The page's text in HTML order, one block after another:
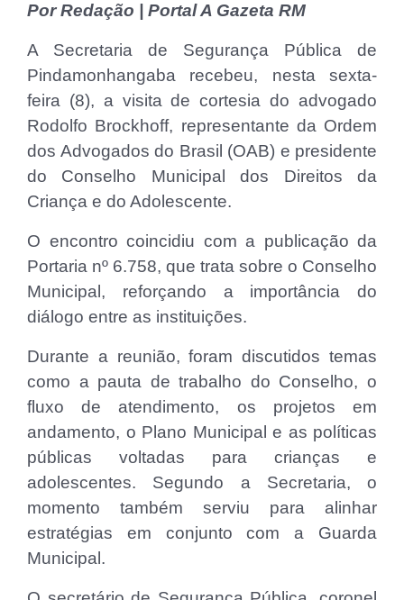
Por Redação | Portal A Gazeta RM
A Secretaria de Segurança Pública de
Pindamonhangaba recebeu, nesta sexta-
feira (8), a visita de cortesia do advogado
Rodolfo Brockhoff, representante da Ordem
dos Advogados do Brasil (OAB) e presidente
do Conselho Municipal dos Direitos da
Criança e do Adolescente.
O encontro coincidiu com a publicação da
Portaria nº 6.758, que trata sobre o Conselho
Municipal, reforçando a importância do
diálogo entre as instituições.
Durante a reunião, foram discutidos temas
como a pauta de trabalho do Conselho, o
fluxo de atendimento, os projetos em
andamento, o Plano Municipal e as políticas
públicas voltadas para crianças e
adolescentes. Segundo a Secretaria, o
momento também serviu para alinhar
estratégias em conjunto com a Guarda
Municipal.